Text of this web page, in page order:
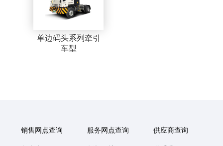
单边码头系列牵引
车型
销售网点查询 服务网点查询 供应商查询